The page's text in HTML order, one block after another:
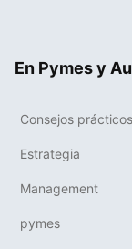
En Pymes y
Consejos prácticos
Estrategia
Management
pymes